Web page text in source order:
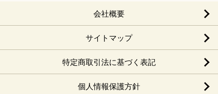
会社概要
サイトマップ
特定商取引法に基づく表記
個人情報保護方針